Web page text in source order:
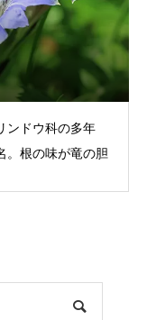
ンドウ科の多年
。根の味が竜の胆